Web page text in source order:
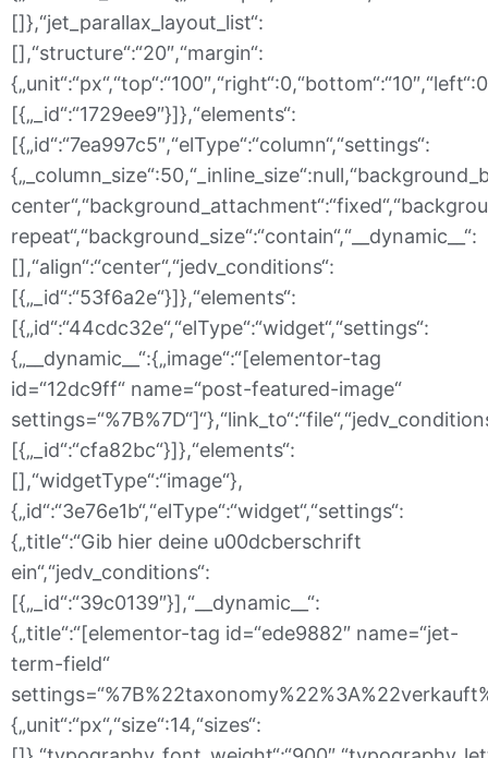
[]},“jet_parallax_layout_list“:
[],“structure“:“20″,“margin“:
[{„_id“:“1729ee9″}]},“elements“:
[{„id“:“7ea997c5″,“elType“:“column“,“settings“:
repeat“,“background_size“:“contain“,“__dynamic__“:
[],“align“:“center“,“jedv_conditions“:
[{„_id“:“53f6a2e“}]},“elements“:
[{„id“:“44cdc32e“,“elType“:“widget“,“settings“:
{„__dynamic__“:{„image“:“[elementor-tag
id=“12dc9ff“ name=“post-featured-image“
[{„_id“:“cfa82bc“}]},“elements“:
[],“widgetType“:“image“},
{„id“:“3e76e1b“,“elType“:“widget“,“settings“:
{„title“:“Gib hier deine u00dcberschrift
ein“,“jedv_conditions“:
[{„_id“:“39c0139″}],“__dynamic__“:
{„title“:“[elementor-tag id=“ede9882″ name=“jet-
term-field“
{„unit“:“px“,“size“:14,“sizes“: